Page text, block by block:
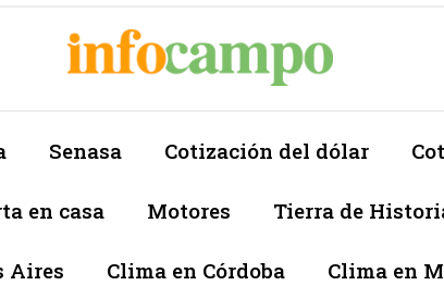
Senasa Cotización del dólar
en casa Motores Tierra de
Aires Clima en Córdoba Clima en